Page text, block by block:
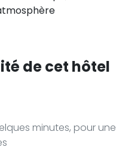
de cet hôtel
minutes, pour une